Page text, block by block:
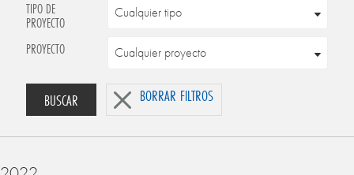
TIPO DE
PROYECTO
PROYECTO
BUSCAR BORRAR FILTROS